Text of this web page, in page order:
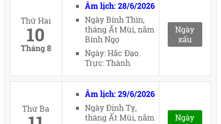
Thứ Hai
10
Tháng 8
Âm lịch: 28/6/2026
Ngày Bính Thìn,
tháng Ất Mùi, năm
Bính Ngọ
Ngày: Hắc Đạo.
Trực: Thành
Ngày
xấu
Thứ Ba
Âm lịch: 29/6/2026
Ngày Đinh Tỵ,
tháng Ất Mùi, năm
Ngày